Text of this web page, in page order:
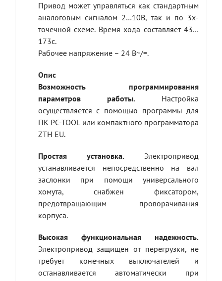
Привод может управляться как стандартным
аналоговым сигналом 2…10В, так и по 3х-
точечной схеме. Время хода составляет 43…
173с.
Рабочее напряжение – 24 В~/=.
Возможность программирования
параметров работы. Настройка
осуществляется с помощью программы для
ПК PC-TOOL или компактного программатора
ZTH EU.
Простая установка. Электропривод
устанавливается непосредственно на вал
заслонки при помощи универсального
хомута, снабжен фиксатором,
предотвращающим проворачивания
корпуса.
Высокая функциональная надежность.
Электропривод защищен от перегрузки, не
требует конечных выключателей и
останавливается автоматически при